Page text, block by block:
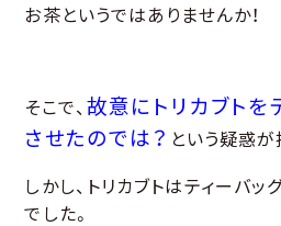
お茶というではありませんか！
そこで、 故意にトリカブトを
させたのでは？ という疑惑が
しかし、トリカブトはティーバ
でした。